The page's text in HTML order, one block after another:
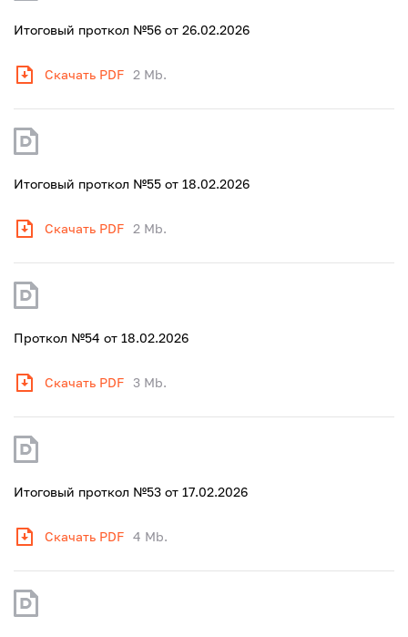
Итоговый проткол №56 от 26.02.2026
Скачать PDF 2 Mb.
Итоговый проткол №55 от 18.02.2026
Скачать PDF 2 Mb.
Проткол №54 от 18.02.2026
Скачать PDF 3 Mb.
Итоговый проткол №53 от 17.02.2026
Скачать PDF 4 Mb.